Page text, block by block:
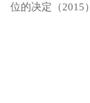
位的决定（2015）